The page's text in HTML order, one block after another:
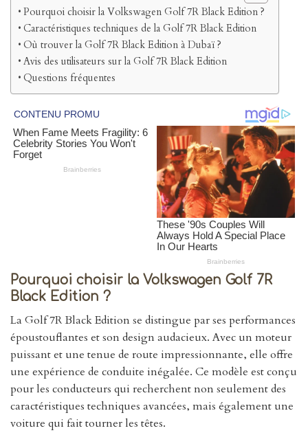
Pourquoi choisir la Volkswagen Golf 7R Black Edition ?
Caractéristiques techniques de la Golf 7R Black Edition
Où trouver la Golf 7R Black Edition à Dubaï ?
Avis des utilisateurs sur la Golf 7R Black Edition
Questions fréquentes
Pourquoi choisir la Volkswagen Golf 7R
Black Edition ?
La Golf 7R Black Edition se distingue par ses performances
époustouflantes et son design audacieux. Avec un moteur
puissant et une tenue de route impressionnante, elle offre
une expérience de conduite inégalée. Ce modèle est conçu
pour les conducteurs qui recherchent non seulement des
caractéristiques techniques avancées, mais également une
voiture qui fait tourner les têtes.